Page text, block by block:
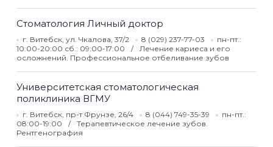
Стоматология Личный доктор
г. Витебск, ул. Чкалова, 37/2 8 (029) 237-77-03
пн-пт.:
10:00-20:00 сб.: 09:00-17:00
Лечение кариеса и его
осложнений. Профессиональное отбеливание зубов
Университетская стоматологическая
поликлиника ВГМУ
г. Витебск, пр-т Фрунзе, 26/4 8 (044) 749-35-39
пн-пт.:
08:00-19:00
Терапевтическое лечение зубов.
Рентгенография